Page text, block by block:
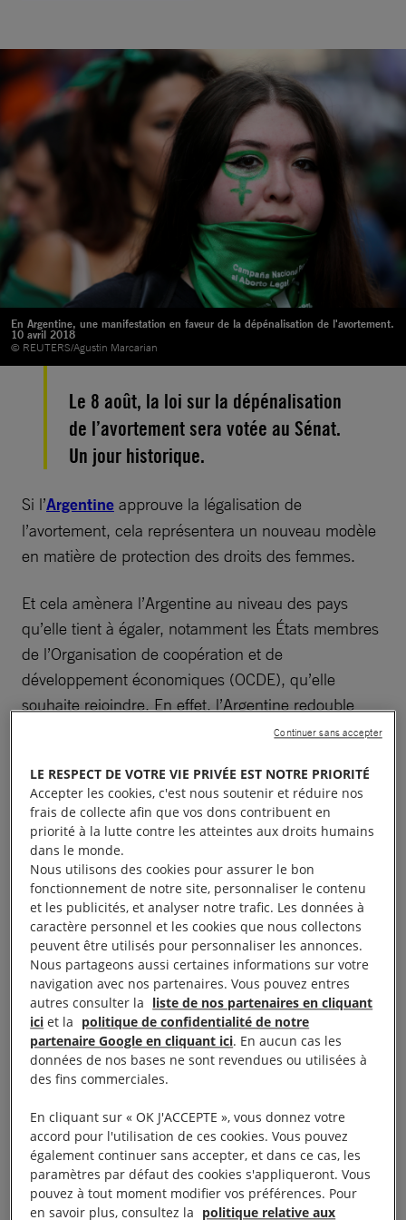
En Argentine, une manifestation en faveur de la dépénalisation de l'avortement.
10 avril 2018
© REUTERS/Agustin Marcarian
Le 8 août, la loi sur la dépénalisation
de l’avortement sera votée au Sénat.
Un jour historique.
Si l’Argentine approuve la légalisation de
l’avortement, cela représentera un nouveau modèle
en matière de protection des droits des femmes.
Et cela amènera l’Argentine au niveau des pays
qu’elle tient à égaler, notamment les États membres
de l’Organisation de coopération et de
développement économiques (OCDE), qu’elle
souhaite rejoindre. En effet, l’Argentine redouble
d’efforts pour remplir les critères d’adhésion à
Le président argentin Mauricio Macri a lancé le
débat sur la légalisation de l’avortement, mais il s’est
abstenu d’exprimer une position ferme sur cette
question.
La Chambre des députés a approuvé à titre
préliminaire un projet de loi visant à dépénaliser
l’interruption de grossessejusqu’à la 14e semaine
de grossesse. Le Sénat examinera ce projet de loi le
8 août.
Le président argentin n’a cependant pas anticipé les
anodines, qu’entraîne le fait de ne pas soutenir une
position particulière, permettant dès lors aux
législateurs de voter en toute conscience.
LE RESPECT DE VOTRE VIE PRIVÉE EST NOTRE PRIORITÉ
Accepter les cookies, c'est nous soutenir et réduire nos
frais de collecte afin que vos dons contribuent en
priorité à la lutte contre les atteintes aux droits humains
dans le monde.
Nous utilisons des cookies pour assurer le bon
fonctionnement de notre site, personnaliser le contenu
et les publicités, et analyser notre trafic. Les données à
caractère personnel et les cookies que nous collectons
peuvent être utilisés pour personnaliser les annonces.
Nous partageons aussi certaines informations sur votre
navigation avec nos partenaires. Vous pouvez entres
autres consulter la liste de nos partenaires en cliquant
ici et la politique de confidentialité de notre
partenaire Google en cliquant ici. En aucun cas les
données de nos bases ne sont revendues ou utilisées à
des fins commerciales.
En cliquant sur « OK J'ACCEPTE », vous donnez votre
accord pour l'utilisation de ces cookies. Vous pouvez
également continuer sans accepter, et dans ce cas, les
paramètres par défaut des cookies s'appliqueront. Vous
pouvez à tout moment modifier vos préférences. Pour
en savoir plus, consultez la politique relative aux
Continuer sans accepter